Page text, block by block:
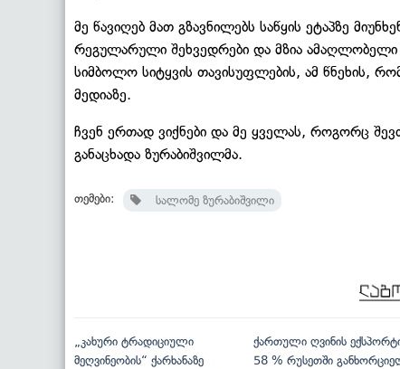
მე წავიღებ მათ გზავნილებს საწყის ეტაპზე
რეგულარული შეხვედრები და მზია ამაღლობელი
სიმბოლო სიტყვის თავისუფლების, ამ წნეხის,
მედიაზე.
ჩვენ ერთად ვიქნები და მე ყველას, როგორც
განაცხადა ზურაბიშვილმა.
თემები: სალომე ზურაბიშვილი
„კახური ტრადიციული
მეღვინეობის“ ქარხანაზე
ქართული ღვინის
58 % რუსეთში